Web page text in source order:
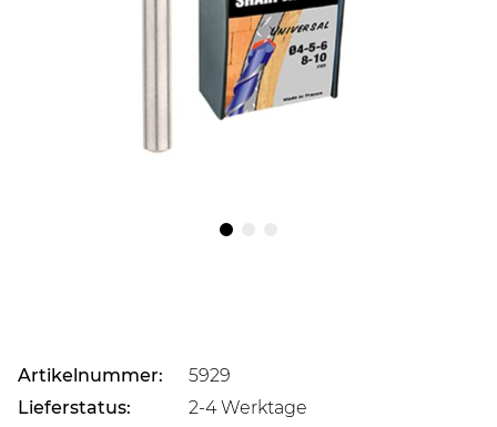
Artikelnummer:
5929
Lieferstatus:
2-4 Werktage